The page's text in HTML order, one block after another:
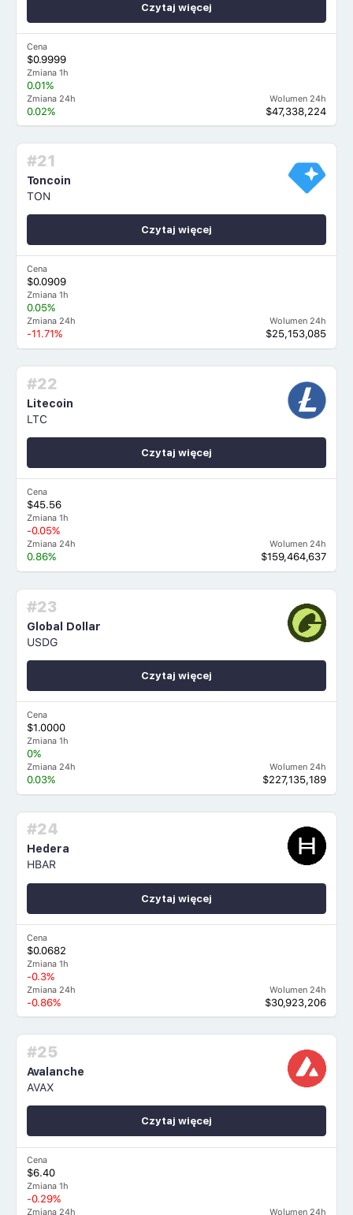
Cena
$0.9999
Zmiana 1h
0.01%
Zmiana 24h
0.02%
Wolumen 24h
$47,338,224
Czytaj więcej
#21
Toncoin
TON
Cena
$0.0909
Zmiana 1h
0.05%
Zmiana 24h
-11.71%
Wolumen 24h
$25,153,085
Czytaj więcej
#22
Litecoin
LTC
Cena
$45.56
Zmiana 1h
-0.05%
Zmiana 24h
0.86%
Wolumen 24h
$159,464,637
Czytaj więcej
#23
Global Dollar
USDG
Cena
$1.0000
Zmiana 1h
0%
Zmiana 24h
0.03%
Wolumen 24h
$227,135,189
Czytaj więcej
#24
Hedera
HBAR
Cena
$0.0682
Zmiana 1h
-0.3%
Zmiana 24h
-0.86%
Wolumen 24h
$30,923,206
Czytaj więcej
#25
Avalanche
AVAX
Cena
$6.40
Zmiana 1h
-0.29%
Zmiana 24h Wolumen 24h
Czytaj więcej